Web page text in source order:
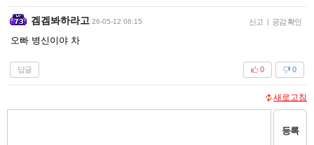
겜겜봐하라고 26-05-12 06:15 신고 | 공감 확인
오빠 병신이야 차
답글 0
0
새로고침
등록